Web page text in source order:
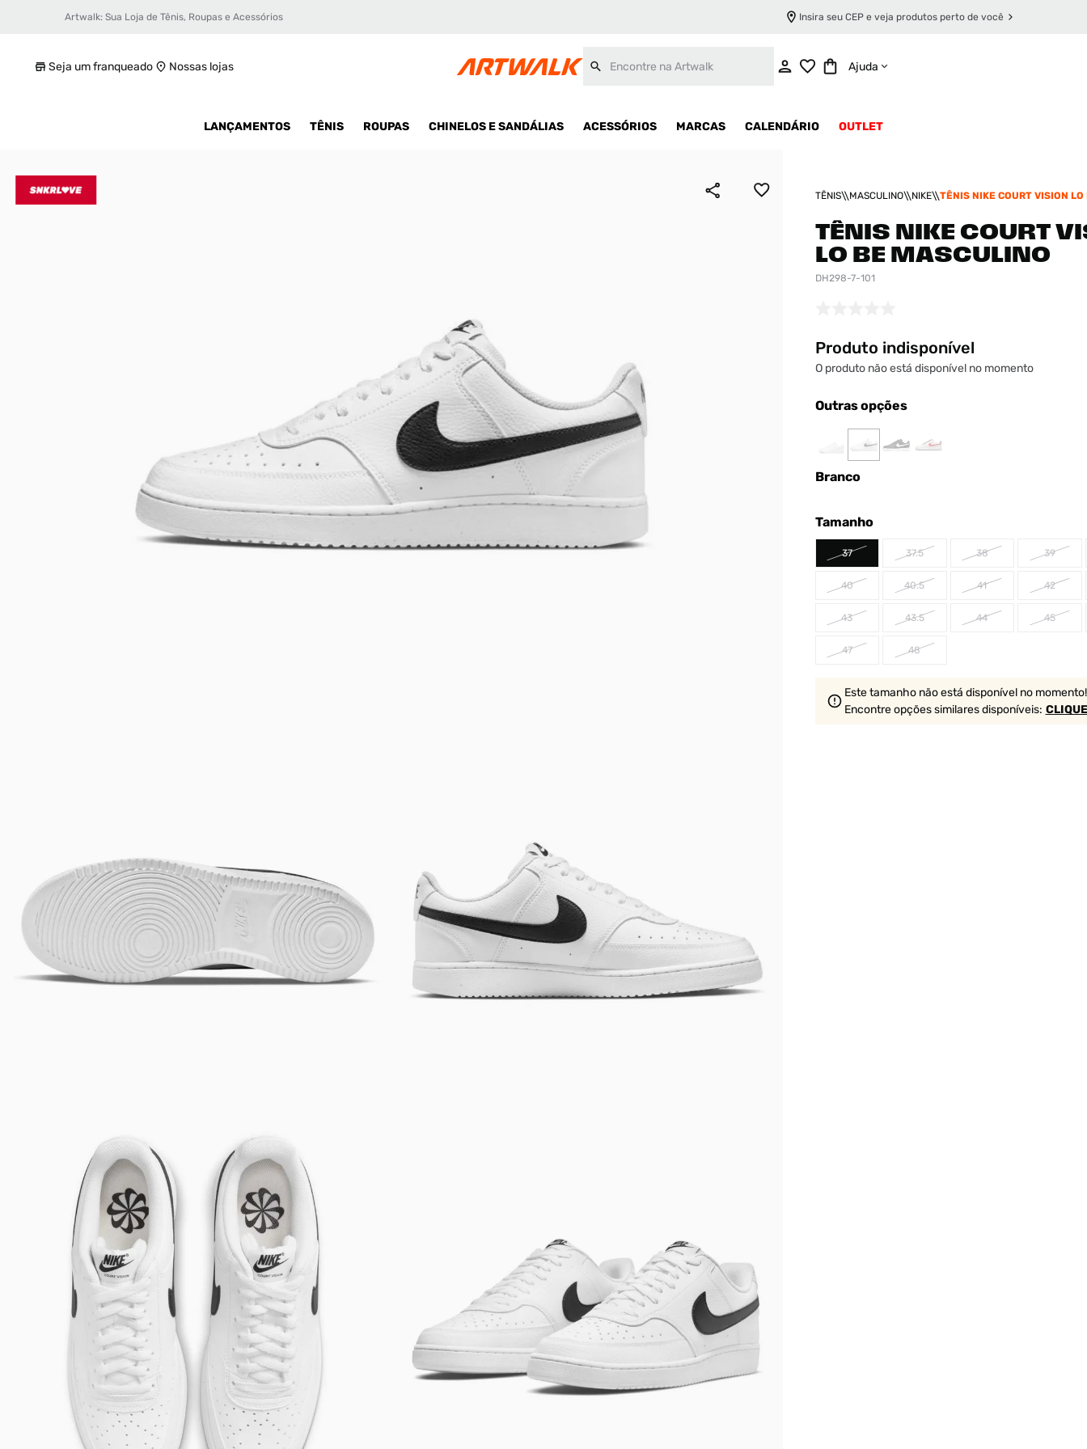
Artwalk: Sua Loja de Tênis, Roupas e Acessórios Insira seu CEP e veja produtos perto de você
Seja um franqueado Nossas lojas Ajuda
LANÇAMENTOS TÊNIS ROUPAS CHINELOS E SANDÁLIAS ACESSÓRIOS MARCAS CALENDÁRIO OUTLET
TÊNIS MASCULINO NIKE
TÊNIS NIKE COURT VISION LO
TÊNIS NIKE COURT
LO BE MASCULINO
DH298-7-101
Produto indisponível
O produto não está disponível no momento
Outras opções
Branco
Tamanho
37 37.5 38 39
40 40.5 41 42
43 43.5 44 45
47 48
Este tamanho não está disponível no momento!
Encontre opções similaresdisponíveis:
Tênis Nike Court Vision LO BE Masculino